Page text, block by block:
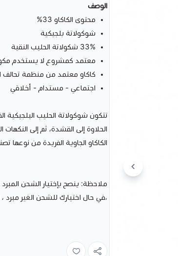
الوصف
محتوى الكاكاو 33%
شوكولاتة بلجيكية
33% شكولاتة الحليب النقية
معتمد كمشروع لا يستخدم
كاكاو معتمد من منظمة تحالف
اجتماعي - مستدام - أخلاقي
تتكون شوكولاتة الحليب البلجيكية
الحلاوة إلى القشدة، ثم إلى
الكاكاو الجاوية الفريدة من نوعها
ملاحظة: ينصح بإختيار الشحن
،في حال اختيارك للشحن الغير مبرد